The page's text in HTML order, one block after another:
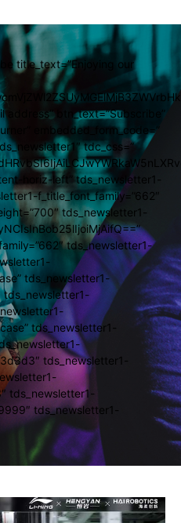
title_text=”Enjoying our
address” btn_text=”Subscribe”
embedded_form_code=”
tdc_css=”
horiz-left” tds_newsletter1-
f_title_font_family=”662″
tds_newsletter1-
tds_newsletter1-
tds_newsletter1-
tds_newsletter1-
tds_newsletter1-
tds_newsletter1-
tds_newsletter1-
tds_newsletter1-